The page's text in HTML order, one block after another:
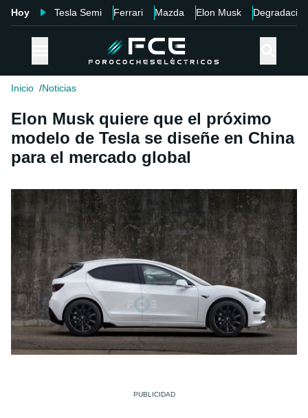
Hoy Tesla Semi Ferrari Mazda Elon Musk Degradación
Inicio Noticias
Elon Musk quiere que el próximo
modelo de Tesla se diseñe en China
para el mercado global